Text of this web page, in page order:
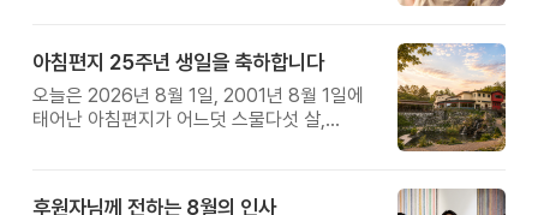
아침편지 25주년 생일을 축하합니다
오늘은 2026년 8월 1일, 2001년 8월 1일에
태어난 아침편지가 어느덧 스물다섯 살,
후원자님께 전하는 8월의 인사